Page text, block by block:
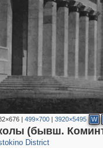
| 499×700| 3920×5495 W
(бывш.
District
18